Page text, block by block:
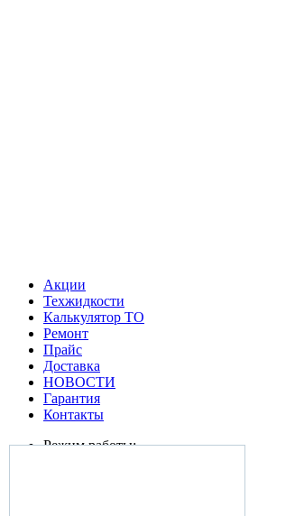
Акции
Техжидкости
Калькулятор ТО
Ремонт
Прайс
Доставка
НОВОСТИ
Гарантия
Контакты
Режим работы: